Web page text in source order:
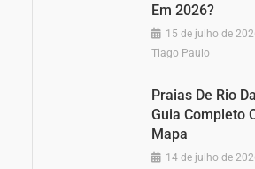
Em 2026?
15 de julho de
Tiago Paulo
Praias De Rio
Guia Completo
Mapa
14 de julho de